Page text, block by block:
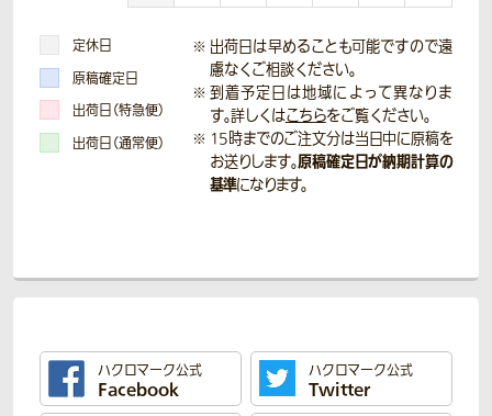
定休日
原稿確定日
出荷日（特急便）
出荷日（通常便）
出荷日は早めることも可能ですので遠
慮なくご相談ください。
到着予定日は地域によって異なりま
す。詳しくはこちらをご覧ください。
15時までのご注文分は当日中に原稿を
お送りします。原稿確定日が納期計算の
基準になります。
ハクロマーク公式
Facebook
ハクロマーク公式
Twitter